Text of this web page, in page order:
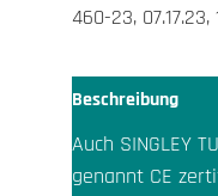
460-23, 07.17.23,
Beschreibung
Auch SINGLEY
genannt CE